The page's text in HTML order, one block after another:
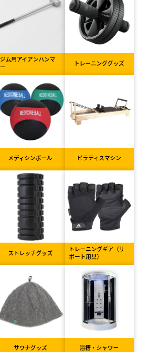
ジム用アイアンハンマ
ー
トレーニンググッズ
メディシンボール ピラティスマシン
ストレッチグッズ
トレーニングギア（サ
ポート用具）
サウナグッズ 浴槽・シャワー